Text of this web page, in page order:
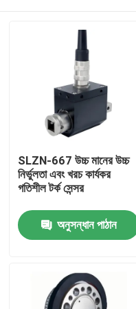
SLZN-667 উচ্চ মানের উচ্চ
নির্ভুলতা এবং খরচ কার্যকর
গতিশীল টর্ক সেন্সর
অনুসন্ধান পাঠান